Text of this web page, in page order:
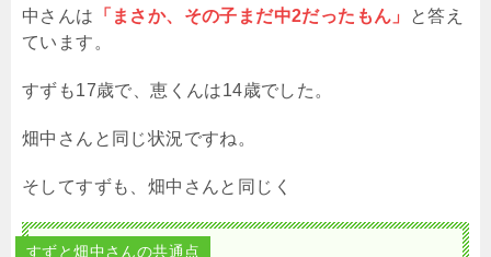
中さんは 「まさか、その子まだ中2だったもん」
と答え
ています。
すずも17歳で、恵くんは14歳でした。
畑中さんと同じ状況ですね。
そしてすずも、畑中さんと同じく
すずと畑中さんの共通点